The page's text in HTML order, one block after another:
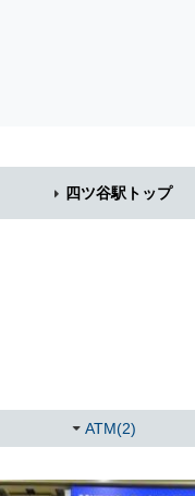
四ツ谷駅トップ
ATM(2)